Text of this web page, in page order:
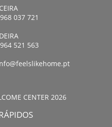
037 721
521 563
CENTER 2026